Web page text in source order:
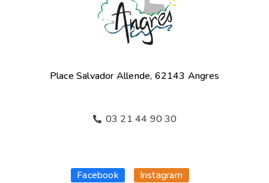
Place Salvador Allende, 62143 Angres
03 21 44 90 30
Facebook Instagram